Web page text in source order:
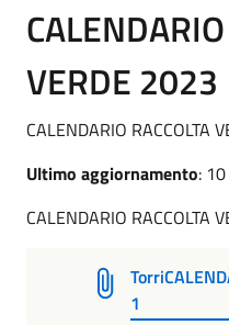
VERDE 2023
CALENDARIO RACCOLTA
Ultimo aggiornamento:
CALENDARIO RACCOLTA
1